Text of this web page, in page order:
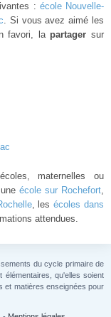
: école Nouvelle-
. Si vous avez aimé les
favori, la partager sur
maternelles ou
école sur Rochefort,
, lesécoles dans
attendues.
du cycle primaire de
élémentaires, qu'elles soient
et matières enseignées pour